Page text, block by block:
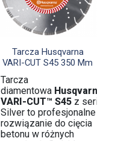
Szybki podgląd
Tarcza Husqvarna
VARI-CUT S45 350 Mm
Tarcza
diamentowa Husqvarna
VARI-CUT™ S45z serii
Silver to profesjonalne
rozwiązanie do cięcia
betonu w różnych